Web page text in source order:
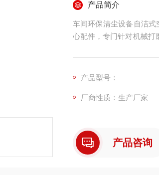
产品简介
车间环保清尘设备自洁式
心配件，专门针对机械打
成本上表现突出。
产品型号：
厂商性质：生产厂家
产品咨询